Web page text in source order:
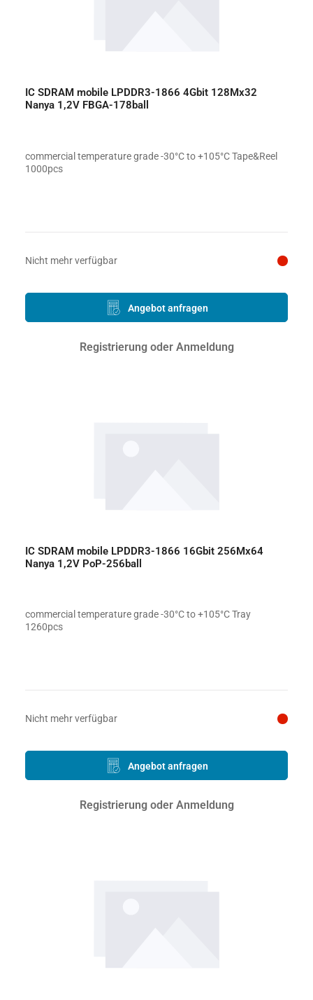
IC SDRAM mobile LPDDR3-1866 4Gbit 128Mx32
Nanya 1,2V FBGA-178ball
commercial temperature grade -30°C to +105°C Tape&Reel
1000pcs
Preis auf Anfrage
Nicht mehr verfügbar
Angebot anfragen
Registrierung oder Anmeldung
IC SDRAM mobile LPDDR3-1866 16Gbit 256Mx64
Nanya 1,2V PoP-256ball
commercial temperature grade -30°C to +105°C Tray
1260pcs
Preis auf Anfrage
Nicht mehr verfügbar
Angebot anfragen
Registrierung oder Anmeldung